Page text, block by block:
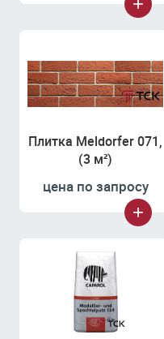
Плитка Meldorfer 071,
(3 м²)
цена по запросу